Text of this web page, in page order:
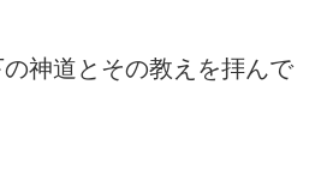
神道とその教えを拝んで